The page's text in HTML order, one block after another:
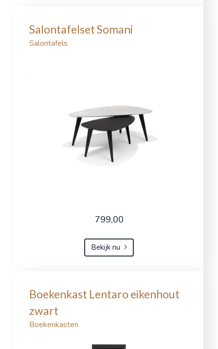
Salontafelset Somani
Salontafels
799,00
Bekijk nu
Boekenkast Lentaro eikenhout
zwart
Boekenkasten